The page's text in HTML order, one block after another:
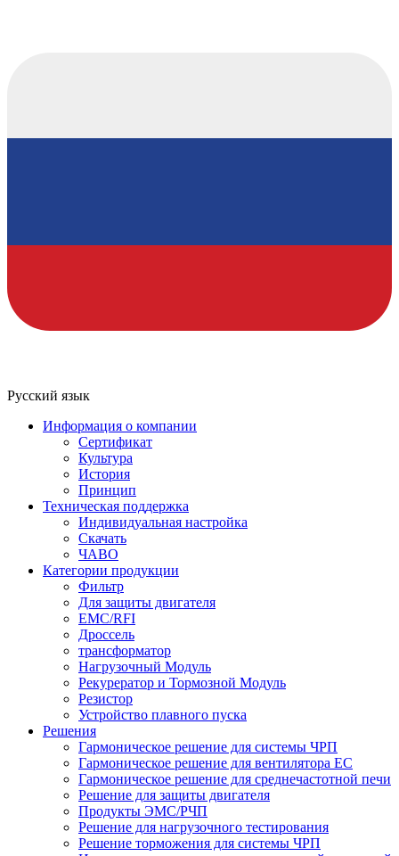
Русский язык
Информация о компании
Сертификат
Культура
История
Принцип
Техническая поддержка
Индивидуальная настройка
Скачать
ЧАВО
Категории продукции
Фильтр
Для защиты двигателя
EMC/RFI
Дроссель
трансформатор
Нагрузочный Модуль
Рекурератор и Тормозной Модуль
Резистор
Устройство плавного пуска
Решения
Гармоническое решение для системы ЧРП
Гармоническое решение для вентилятора EC
Гармоническое решение для среднечастотной печи
Решение для защиты двигателя
Продукты ЭМС/РЧП
Решение для нагрузочного тестирования
Решение торможения для системы ЧРП